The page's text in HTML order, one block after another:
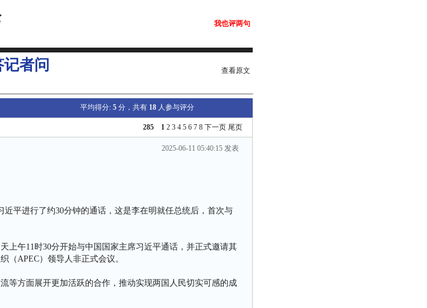
我也评两句
者问 查看原文
平均得分: 5 分，共有 18 人参与评分
285 1 2 3 4 5 6 7 8 下一页 尾页
2025-06-11 05:40:15 发表
平进行了约30分钟的通话，这是李在明就任总统后，首次与
上午11时30分开始与中国国家主席习近平通话，并正式邀请其
（APEC）领导人非正式会议。
等方面展开更加活跃的合作，推动实现两国人民切实可感的成